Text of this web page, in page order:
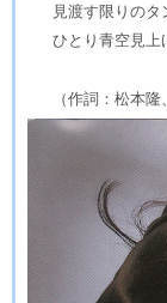
見渡す限りのタ
ひとり青空見上
（作詞：松本